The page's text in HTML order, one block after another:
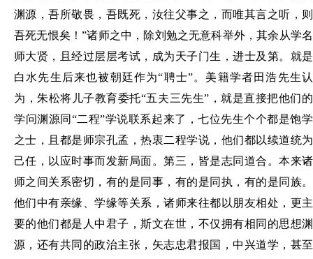
渊源 ，吾所敬畏 ， 吾既死 ， 汝往父事之 ， 而唯其言之听 ， 则
吾死无恨矣！”诸师之中 ， 除刘勉之无意科举外 ，其余从学名
师大贤 ， 且经过层层考试 ， 成为天子门生 ，进士及第。 就是
白水先生后来也被朝廷作为“聘士”。 美籍学者田浩先生认
为 ，朱松将儿子教育委托“五夫三先生” ， 就是直接把他们的
学问渊源同 “二程”学说联系起来了 ，七位先生个个都是饱学
之士 ， 且都是师宗孔孟 ，热衷二程学说 ， 他们都以续道统为
己任 ， 以应时事而发新局面。第三 ， 皆是志同道合 。本来诸
师之间关系密切 ， 有的是同事 ， 有的是同执 ， 有的是同族。
他们中有亲缘、学缘等关系 ，诸师来往都以朋友相处 ， 更主
要的他们都是人中君子 ，斯文在世 ， 不仅拥有相同的思想渊
源 ， 还有共同的政治主张 ， 矢志忠君报国 ，中兴道学 ， 甚至